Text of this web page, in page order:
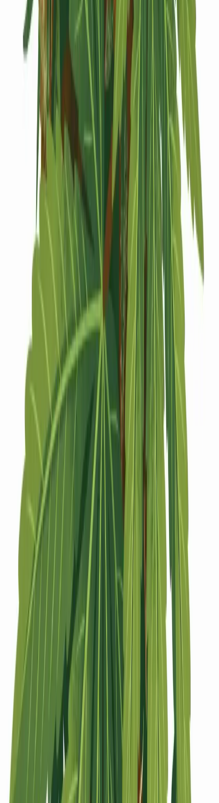
Drinkables
Strains Hybrid Strains
Standorte